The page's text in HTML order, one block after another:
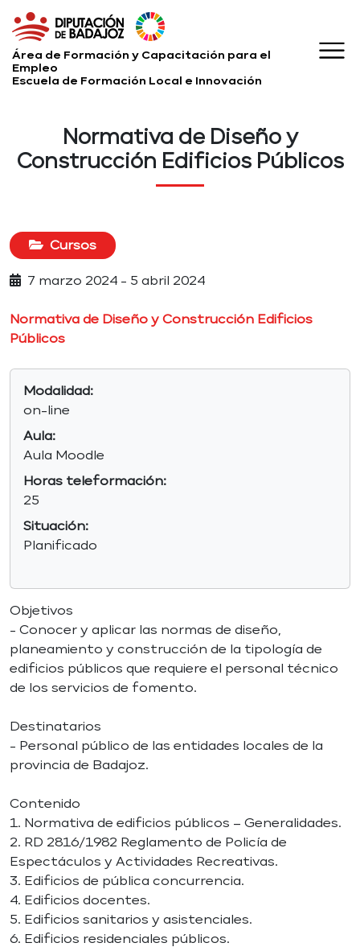
Área de Formación y Capacitación para el
Empleo
Escuela de Formación Local e Innovación
Normativa de Diseño y
Construcción Edificios Públicos
Cursos
7 marzo 2024 - 5 abril 2024
Normativa de Diseño y Construcción Edificios
Públicos
Modalidad:
on-line
Aula:
Aula Moodle
Horas teleformación:
25
Situación:
Planificado
Objetivos
- Conocer y aplicar las normas de diseño,
planeamiento y construcción de la tipología de
edificios públicos que requiere el personal técnico
de los servicios de fomento.
Destinatarios
- Personal público de las entidades locales de la
provincia de Badajoz.
Contenido
1. Normativa de edificios públicos – Generalidades.
2. RD 2816/1982 Reglamento de Policía de
Espectáculos y Actividades Recreativas.
3. Edificios de pública concurrencia.
4. Edificios docentes.
5. Edificios sanitarios y asistenciales.
6. Edificios residenciales públicos.